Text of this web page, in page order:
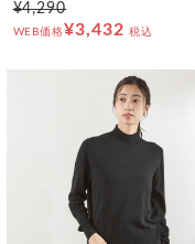
¥4,290
WEB価格¥3,432 税込